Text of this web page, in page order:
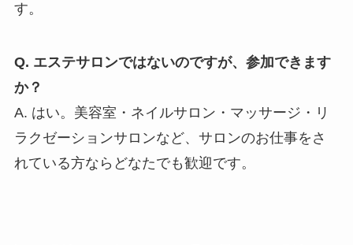
す。
Q. エステサロンではないのですが、参加できます
か？
A. はい。美容室・ネイルサロン・マッサージ・リ
ラクゼーションサロンなど、サロンのお仕事をさ
れている方ならどなたでも歓迎です。